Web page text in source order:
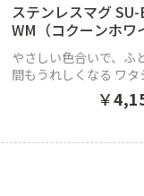
ステンレスマグ
WM（コクーンホワ
やさしい色合いで、ふ
間もうれしくなる ワタ
ょうどいいワンタッチ
￥